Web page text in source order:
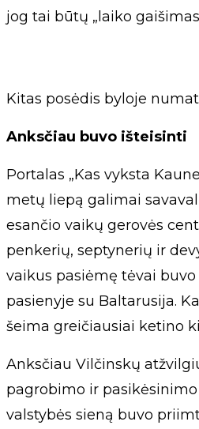
jog tai būtų „laiko
Kitas posėdis byloje
Anksčiau buvo išteisinti
Portalas „Kas vyksta
metų liepą galimai
esančio vaikų gerovės
penkerių, septynerių ir
vaikus pasiėmę tėvai
pasienyje su Baltarusija.
šeima greičiausiai ketino
Anksčiau Vilčinskų
pagrobimo ir
valstybės sieną buvo